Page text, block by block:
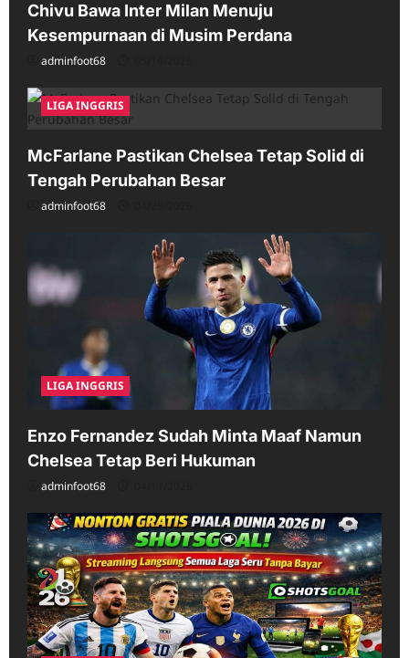
Chivu Bawa Inter Milan Menuju
Kesempurnaan di Musim Perdana
adminfoot68
LIGA INGGRIS
McFarlane Pastikan Chelsea Tetap Solid di
Tengah Perubahan Besar
adminfoot68
LIGA INGGRIS
Enzo Fernandez Sudah Minta Maaf Namun
Chelsea Tetap Beri Hukuman
adminfoot68